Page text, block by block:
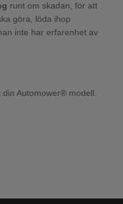
runt om skadan, för att
göra, löda ihop
inte har erfarenhet av
Automower® modell.